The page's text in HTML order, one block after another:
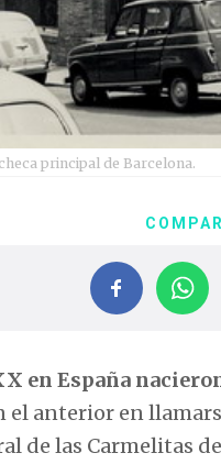
principal de Barcelona.
en España
el anterior en
de las Carmelitas